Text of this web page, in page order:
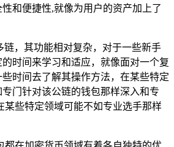
和便捷性,就像为用户的资产加上了
链，其功能相对复杂，对于一些新手
时间来学习和适应，就像面对一个复
时间去了解其操作方法，在某些特定
门针对该公链的钱包那样深入和专
某些特定领域可能不如专业选手那样